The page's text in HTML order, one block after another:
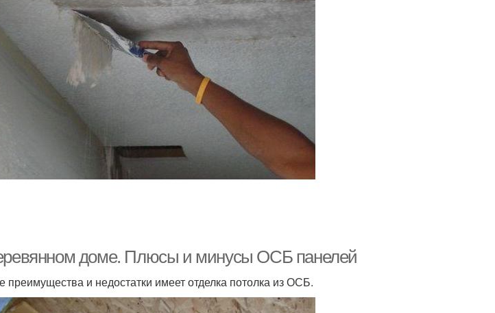
доме. Плюсы и минусы ОСБ панелей
преимущества и недостатки имеет отделка потолка из ОСБ.